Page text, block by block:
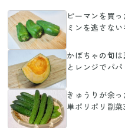
ピーマンを買
ミンを逃さな
かぼちゃの旬
とレンジでパ
きゅうりが余
単ポリポリ副菜